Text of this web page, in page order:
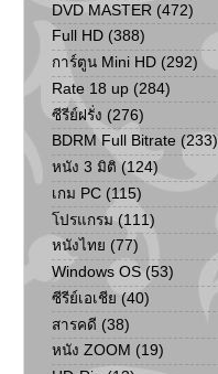
DVD MASTER (472)
Full HD (388)
การ์ตูน Mini HD (292)
Rate 18 up (284)
ซีรีย์ฝรั่ง (276)
BDRM Full Bitrate (233)
หนัง 3 มิติ (124)
เกม PC (115)
โปรแกรม (111)
หนังไทย (77)
Windows OS (53)
ซีรีย์เอเชีย (40)
สารคดี (38)
หนัง ZOOM (19)